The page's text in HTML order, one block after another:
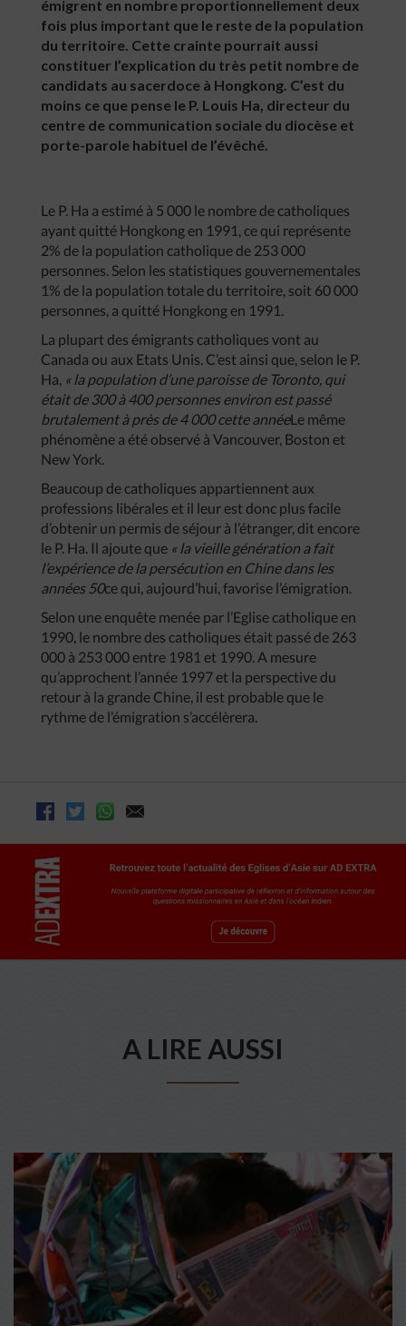
émigrent en nombre proportionnellement deux
fois plus important que le reste de la population
du territoire. Cette crainte pourrait aussi
constituer l’explication du très petit nombre de
candidats au sacerdoce à Hongkong. C’est du
moins ce que pense le P. Louis Ha, directeur du
centre de communication sociale du diocèse et
porte-parole habituel de l’évêché.
Le P. Ha a estimé à 5 000 le nombre de catholiques
ayant quitté Hongkong en 1991, ce qui représente
2% de la population catholique de 253 000
personnes. Selon les statistiques gouvernementales
1% de la population totale du territoire, soit 60 000
personnes, a quitté Hongkong en 1991.
La plupart des émigrants catholiques vont au
Canada ou aux Etats Unis. C’est ainsi que, selon le P.
Ha, « la population d’une paroisse de Toronto, qui
était de 300 à 400 personnes environ est passé
brutalement à près de 4 000 cette annéeLe même
phénomène a été observé à Vancouver, Boston et
New York.
Beaucoup de catholiques appartiennent aux
professions libérales et il leur est donc plus facile
d’obtenir un permis de séjour à l’étranger, dit encore
le P. Ha. Il ajoute que « la vieille génération a fait
l’expérience de la persécution en Chine dans les
années 50ce qui, aujourd’hui, favorise l’émigration.
Selon une enquête menée par l’Eglise catholique en
1990, le nombre des catholiques était passé de 263
000 à 253 000 entre 1981 et 1990. A mesure
qu’approchent l’année 1997 et la perspective du
retour à la grande Chine, il est probable que le
rythme de l’émigration s’accélèrera.
A LIRE AUSSI